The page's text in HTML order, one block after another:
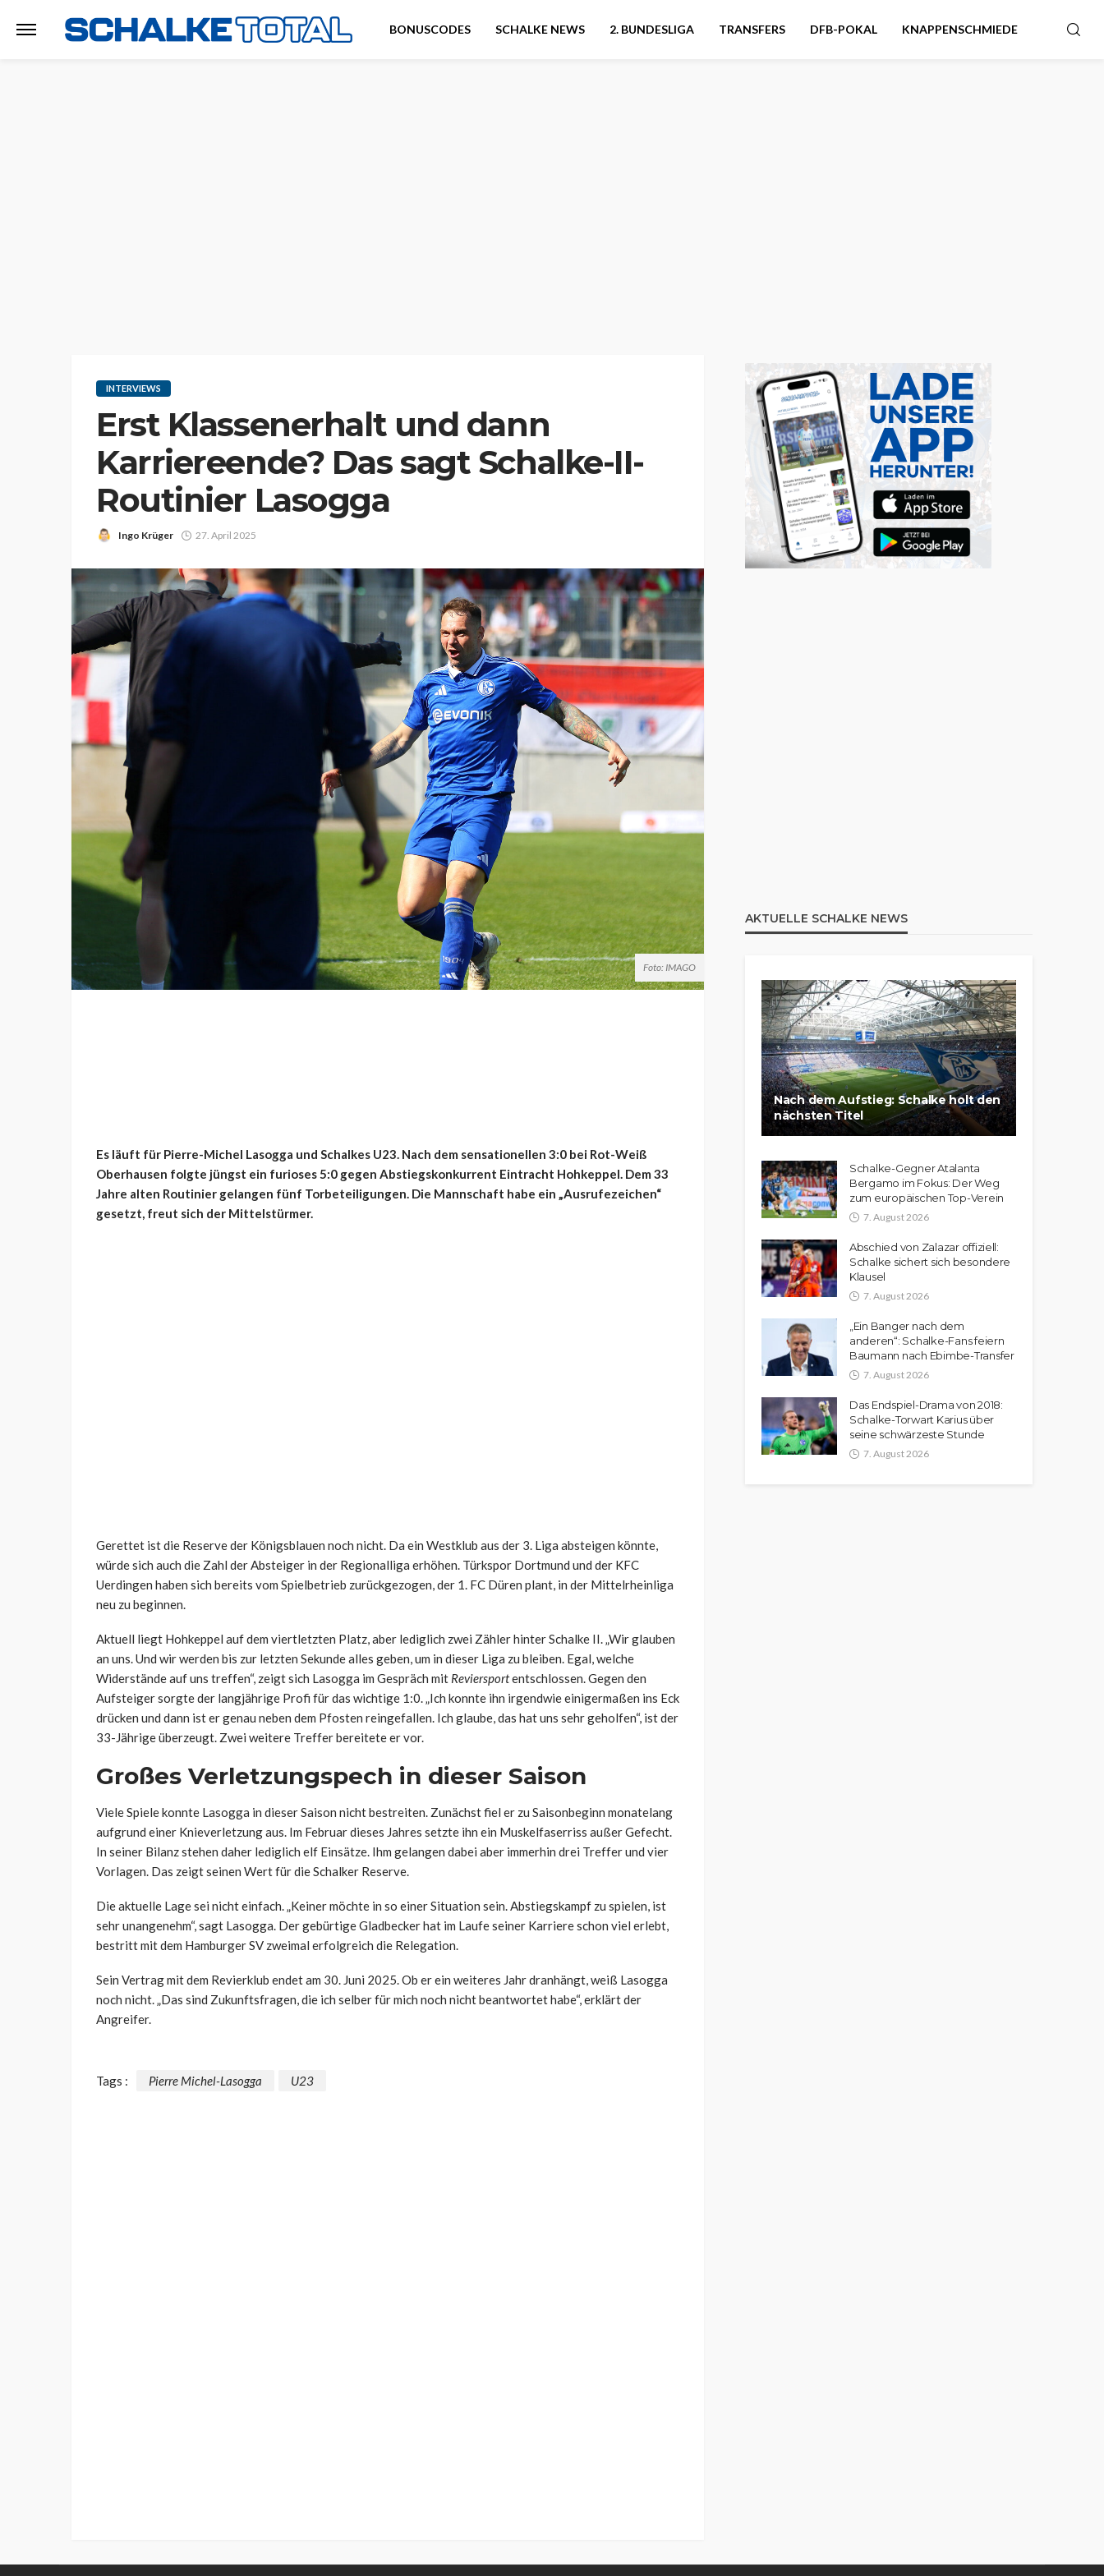
BONUSCODES SCHALKE NEWS 2. BUNDESLIGA TRANSFERS DFB-POKAL KNAPPENSCHMIEDE
INTERVIEWS
Erst Klassenerhalt und dann
Karriereende? Das sagt Schalke-II-
Routinier Lasogga
Ingo Krüger 27. April 2025
Foto: IMAGO
Es läuft für Pierre-Michel Lasogga und Schalkes U23. Nach dem sensationellen 3:0 bei Rot-Weiß
Oberhausen folgte jüngst ein furioses 5:0 gegen Abstiegskonkurrent Eintracht Hohkeppel. Dem 33
Jahre alten Routinier gelangen fünf Torbeteiligungen. Die Mannschaft habe ein „Ausrufezeichen“
gesetzt, freut sich der Mittelstürmer.
Gerettet ist die Reserve der Königsblauen noch nicht. Da ein Westklub aus der 3. Liga absteigen könnte,
würde sich auch die Zahl der Absteiger in der Regionalliga erhöhen. Türkspor Dortmund und der KFC
Uerdingen haben sich bereits vom Spielbetrieb zurückgezogen, der 1. FC Düren plant, in der Mittelrheinliga
neu zu beginnen.
Aktuell liegt Hohkeppel auf dem viertletzten Platz, aber lediglich zwei Zähler hinter Schalke II. „Wir glauben
an uns. Und wir werden bis zur letzten Sekunde alles geben, um in dieser Liga zu bleiben. Egal, welche
Widerstände auf uns treffen“, zeigt sich Lasogga im Gespräch mit Reviersportentschlossen. Gegen den
Aufsteiger sorgte der langjährige Profi für das wichtige 1:0. „Ich konnte ihn irgendwie einigermaßen ins Eck
drücken und dann ist er genau neben dem Pfosten reingefallen. Ich glaube, das hat uns sehr geholfen“, ist der
33-Jährige überzeugt. Zwei weitere Treffer bereitete er vor.
Großes Verletzungspech in dieser Saison
Viele Spiele konnte Lasogga in dieser Saison nicht bestreiten. Zunächst fiel er zu Saisonbeginn monatelang
aufgrund einer Knieverletzung aus. Im Februar dieses Jahres setzte ihn ein Muskelfaserriss außer Gefecht.
In seiner Bilanz stehen daher lediglich elf Einsätze. Ihm gelangen dabei aber immerhin drei Treffer und vier
Vorlagen. Das zeigt seinen Wert für die Schalker Reserve.
Die aktuelle Lage sei nicht einfach. „Keiner möchte in so einer Situation sein. Abstiegskampf zu spielen, ist
sehr unangenehm“, sagt Lasogga. Der gebürtige Gladbecker hat im Laufe seiner Karriere schon viel erlebt,
bestritt mit dem Hamburger SV zweimal erfolgreich die Relegation.
Sein Vertrag mit dem Revierklub endet am 30. Juni 2025. Ob er ein weiteres Jahr dranhängt, weiß Lasogga
noch nicht. „Das sind Zukunftsfragen, die ich selber für mich noch nicht beantwortet habe“, erklärt der
Angreifer.
Tags : Pierre Michel-Lasogga U23
AKTUELLE SCHALKE NEWS
Nach dem Aufstieg: Schalke holt den
nächsten Titel
Schalke-Gegner Atalanta
Bergamo im Fokus: Der Weg
zum europäischen Top-Verein
7. August 2026
Abschied von Zalazar offiziell:
Schalke sichert sich besondere
Klausel
7. August 2026
„Ein Banger nach dem
anderen“: Schalke-Fans feiern
Baumann nach Ebimbe-Transfer
7. August 2026
Das Endspiel-Drama von 2018:
Schalke-Torwart Karius über
seine schwärzeste Stunde
7. August 2026